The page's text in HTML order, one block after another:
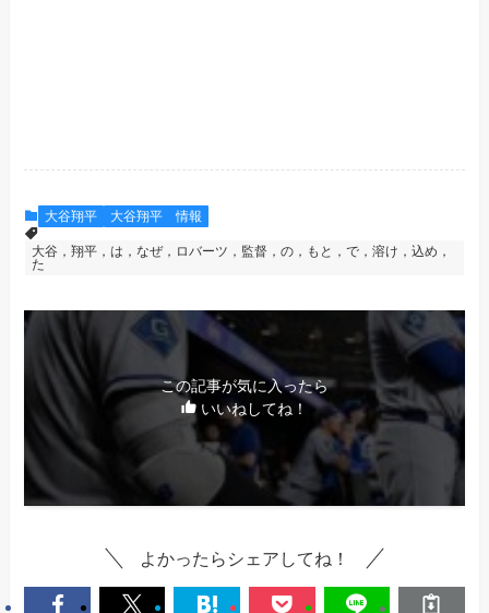
大谷翔平 大谷翔平 情報
大谷，翔平，は，なぜ，ロバーツ，監督，の，もと，で，溶け，込め，
た
この記事が気に入ったら
いいねしてね！
よかったらシェアしてね！